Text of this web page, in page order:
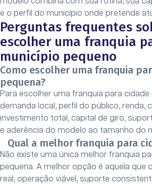
e o perfil do município onde pretende
Perguntas frequentes
escolher uma franquia
município pequeno
Como escolher uma franquia
pequena?
Para escolher uma franquia para cidade
demanda local, perfil do público, renda,
investimento total, capital de giro,
e aderência do modelo ao tamanho do
Qual a melhor franquia para
Não existe uma única melhor franquia
pequena. A melhor opção é aquela que
real, operação viável, suporte